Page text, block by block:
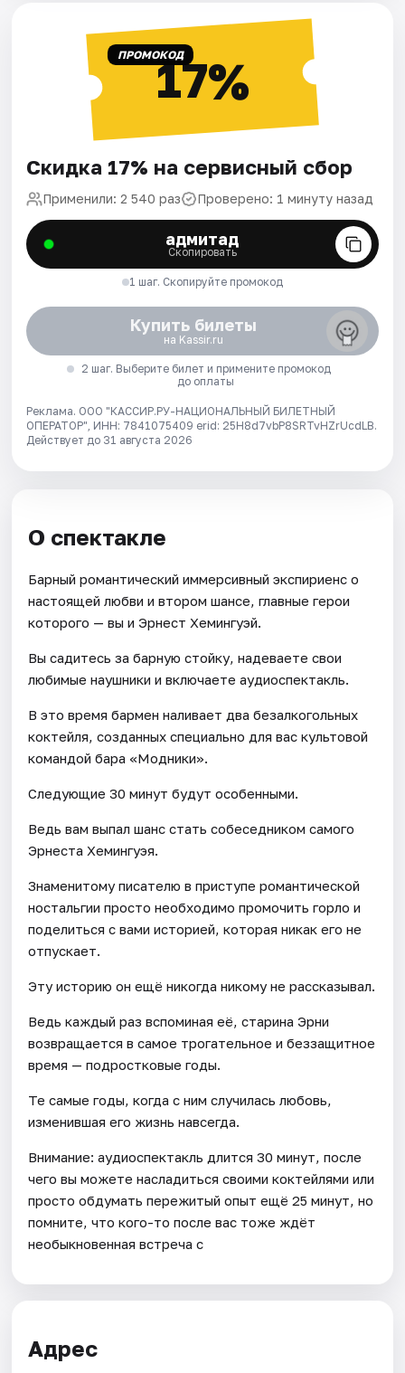
ПРОМОКОД17%
Скидка 17% на сервисный сбор
Применили: 2 540 раз Проверено: 1 минуту назад
адмитад
Скопировать
1 шаг. Скопируйте промокод
Купить билеты
на Kassir.ru
2 шаг. Выберите билет и примените промокод
до оплаты
Реклама. ООО "КАССИР.РУ-НАЦИОНАЛЬНЫЙ БИЛЕТНЫЙ
ОПЕРАТОР", ИНН: 7841075409 erid: 25H8d7vbP8SRTvHZrUcdLB.
Действует до 31 августа 2026
О спектакле
Барный романтический иммерсивный экспириенс о
настоящей любви и втором шансе, главные герои
которого — вы и Эрнест Хемингуэй.
Вы садитесь за барную стойку, надеваете свои
любимые наушники и включаете аудиоспектакль.
В это время бармен наливает два безалкогольных
коктейля, созданных специально для вас культовой
командой бара «Модники».
Следующие 30 минут будут особенными.
Ведь вам выпал шанс стать собеседником самого
Эрнеста Хемингуэя.
Знаменитому писателю в приступе романтической
ностальгии просто необходимо промочить горло и
поделиться с вами историей, которая никак его не
отпускает.
Эту историю он ещё никогда никому не рассказывал.
Ведь каждый раз вспоминая её, старина Эрни
возвращается в самое трогательное и беззащитное
время — подростковые годы.
Те самые годы, когда с ним случилась любовь,
изменившая его жизнь навсегда.
Внимание: аудиоспектакль длится 30 минут, после
чего вы можете насладиться своими коктейлями или
просто обдумать пережитый опыт ещё 25 минут, но
помните, что кого-то после вас тоже ждёт
необыкновенная встреча с
Адрес